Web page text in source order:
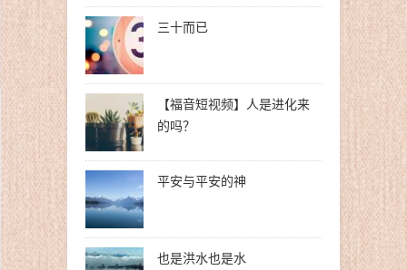
三十而已
【福音短视频】人是进化来
的吗？
平安与平安的神
也是洪水也是水